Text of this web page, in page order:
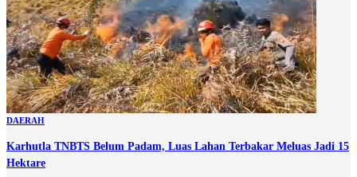
DAERAH
Karhutla TNBTS Belum Padam, Luas Lahan Terbakar Meluas Jadi 15
Hektare